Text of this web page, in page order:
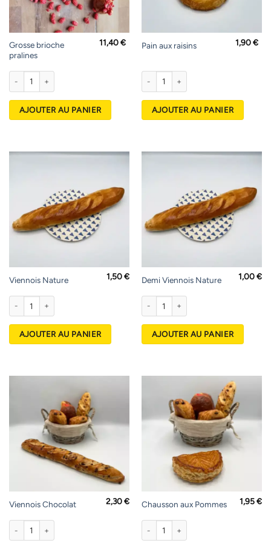
Grosse brioche
pralines
11,40€
quantité de Grosse brioche pralines
AJOUTER AU PANIER
Pain aux raisins 1,90€
quantité de Pain aux raisins
AJOUTER AU PANIER
Viennois Nature 1,50€
AJOUTER AU PANIER
Demi Viennois Nature 1,00€
AJOUTER AU PANIER
Viennois Chocolat 2,30€
quantité de Viennois Chocolat
Chausson aux Pommes 1,95€
quantité de Chausson aux Pommes